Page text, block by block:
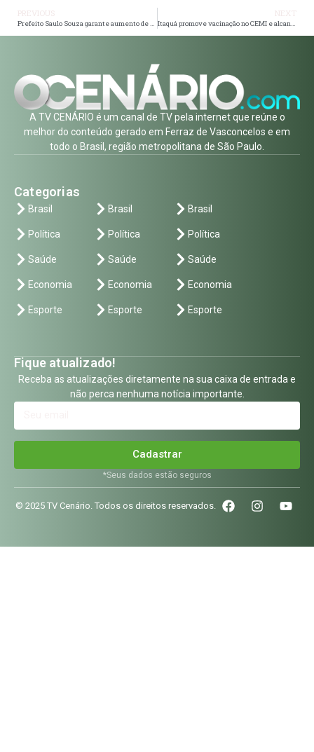
Prefeito Saulo Souza garante aumento de 10% no vale-alimentação e reajuste salarial de 5% para servidores Itaquá promove vacinação no CEMI e alcança 400 idosos
A TV CENÁRIO é um canal de TV pela internet que reúne o
melhor do conteúdo gerado em Ferraz de Vasconcelos e em
todo o Brasil, região metropolitana de São Paulo.
Categorias
Brasil
Política
Saúde
Economia
Esporte
Brasil
Política
Saúde
Economia
Esporte
Brasil
Política
Saúde
Economia
Esporte
Fique atualizado!
Receba as atualizações diretamente na sua caixa de entrada e
não perca nenhuma notícia importante.
Cadastrar
*Seus dados estão seguros
© 2025 TV Cenário. Todos os direitos reservados.